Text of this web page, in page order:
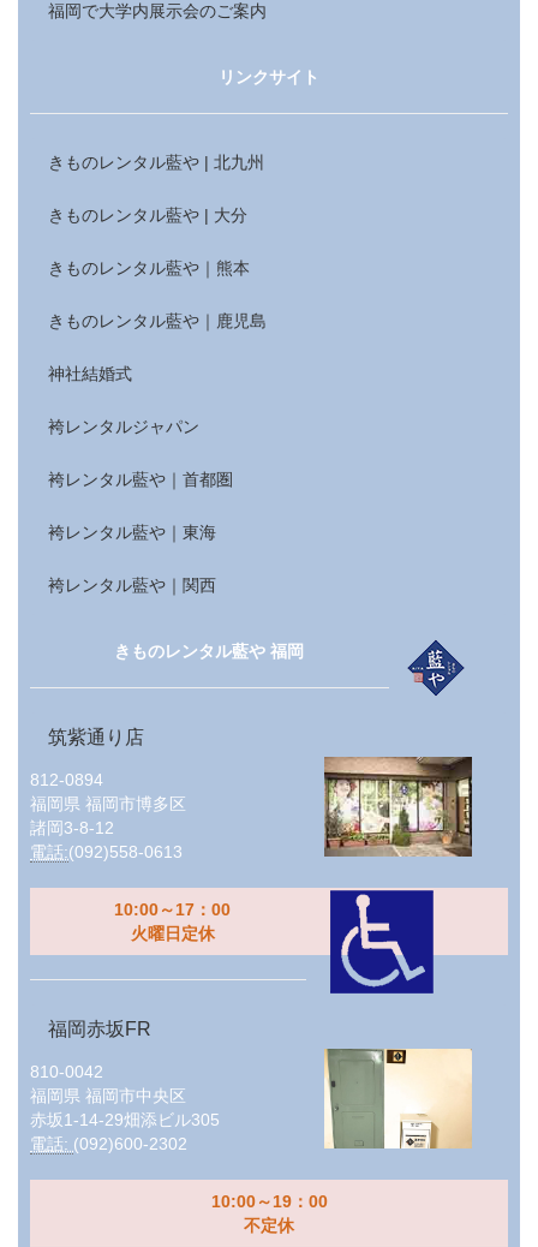
福岡で大学内展示会のご案内
リンクサイト
きものレンタル藍や | 北九州
きものレンタル藍や | 大分
きものレンタル藍や｜熊本
きものレンタル藍や｜鹿児島
神社結婚式
袴レンタルジャパン
袴レンタル藍や｜首都圏
袴レンタル藍や｜東海
袴レンタル藍や｜関西
きものレンタル藍や 福岡
筑紫通り店
812-0894
福岡県 福岡市博多区
諸岡3-8-12
電話:(092)558-0613
10:00～17：00
火曜日定休
福岡赤坂FR
810-0042
福岡県 福岡市中央区
赤坂1-14-29畑添ビル305
電話: (092)600-2302
10:00～19：00
不定休